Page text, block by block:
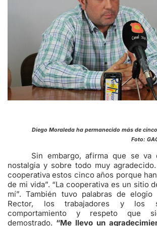
Diego Moraleda ha permanecido más de
Foto:
Sin embargo, afirma que se
nostalgia y sobre todo muy
cooperativa estos cinco años porque
de mi vida”. “La cooperativa es un sitio
mí”. También tuvo palabras de
Rector, los trabajadores y los
comportamiento y respeto que
demostrado. “Me llevo un